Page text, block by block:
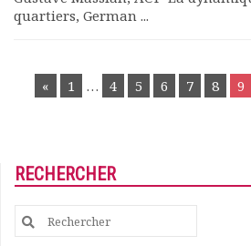
quartiers, German ...
POSTS
NAVIGATION
« 1 … 4 5 6 7 8 9
RECHERCHER
Search
for: